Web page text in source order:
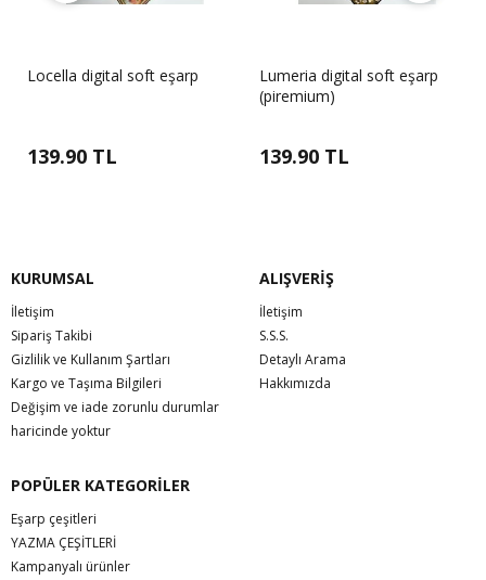
Locella digital soft eşarp
139.90 TL
Lumeria digital soft eşarp
(piremium)
139.90 TL
KURUMSAL
İletişim
Sipariş Takibi
Gizlilik ve Kullanım Şartları
Kargo ve Taşıma Bilgileri
Değişim ve iade zorunlu durumlar
haricinde yoktur
ALIŞVERİŞ
İletişim
S.S.S.
Detaylı Arama
Hakkımızda
POPÜLER KATEGORİLER
Eşarp çeşitleri
YAZMA ÇEŞİTLERİ
Kampanyalı ürünler